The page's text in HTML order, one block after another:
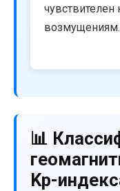
возмущениям.
📊
Kp-